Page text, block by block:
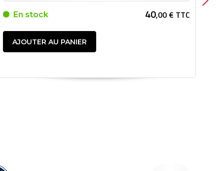
En stock 40,00 € TTC
AJOUTER AU PANIER